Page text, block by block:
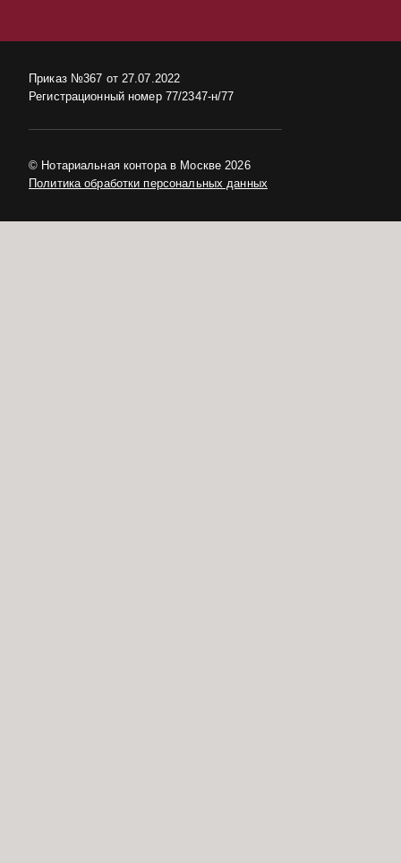
Приказ №367 от 27.07.2022
Регистрационный номер 77/2347-н/77
© Нотариальная контора в Москве 2026
Политика обработки персональных данных